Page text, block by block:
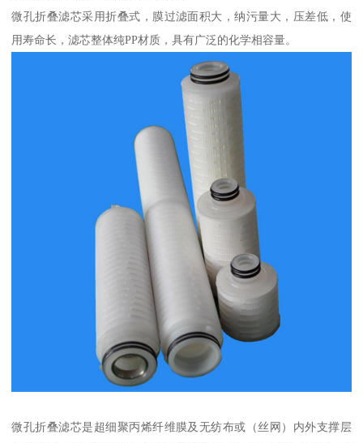
微孔折叠滤芯采用折叠式，膜过滤面积大，纳污量大，压差低，使
用寿命长，滤芯整体纯PP材质，具有广泛的化学相容量。
微孔折叠滤芯是超细聚丙烯纤维膜及无纺布或（丝网）内外支撑层